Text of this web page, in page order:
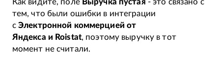
тем, что были ошибки в интеграции
сЭлектронной коммерцией от
Яндекса и Roistat, поэтому выручку в тот
момент не считали.